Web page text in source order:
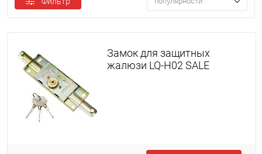
Замок для защитных
жалюзи LQ-H02 SALE